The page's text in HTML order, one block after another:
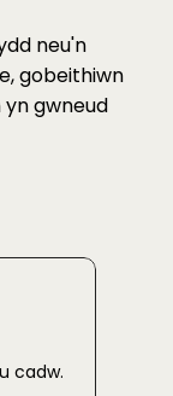
neu'n
gobeithiwn
gwneud
cadw.